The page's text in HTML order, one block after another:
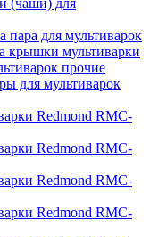
(чаши) для
пара для мультиварок
крышки мультиварки
прочие
для мультиварок
Redmond RMC-
Redmond RMC-
Redmond RMC-
Redmond RMC-